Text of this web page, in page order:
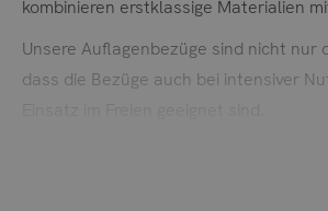
kombinieren erstklassige Materialien
Unsere Auflagenbezüge sind nicht
dass die Bezüge auch bei intensiver
Für eine einfache Pflege sind unsere